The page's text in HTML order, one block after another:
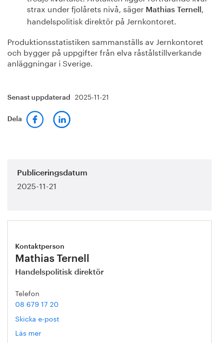
strax under fjolårets nivå, säger Mathias Ternell
,
handelspolitisk direktör på Jernkontoret.
Produktionsstatistiken sammanställs av Jernkontoret
och bygger på uppgifter från elva råstålstillverkande
anläggningar i Sverige.
Senast uppdaterad 2025-11-21
Dela
Publiceringsdatum
2025-11-21
Kontaktperson
Mathias Ternell
Handelspolitisk direktör
Telefon
08 679 17 20
Skicka e-post
Läs mer